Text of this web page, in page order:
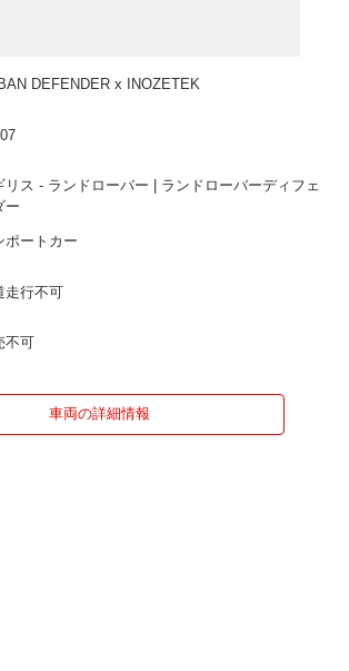
DEFENDER x INOZETEK
リス - ランドローバー | ランドローバーディフェ
ー
ポートカー
走行不可
不可
車両の詳細情報